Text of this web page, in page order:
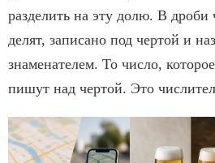
разделить на эту долю. В дроби
делят, записано под чертой и
знаменателем. То число,
пишут над чертой. Это